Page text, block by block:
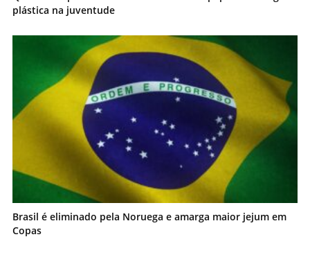
plástica na juventude
Brasil é eliminado pela Noruega e amarga maior jejum em
Copas